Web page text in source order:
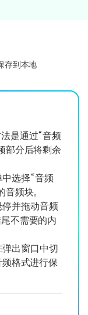
存到本地
是通过“音频
部分后将剩余
选择“音频
频块。
并拖动音频
不需要的内
出窗口中切
格式进行保